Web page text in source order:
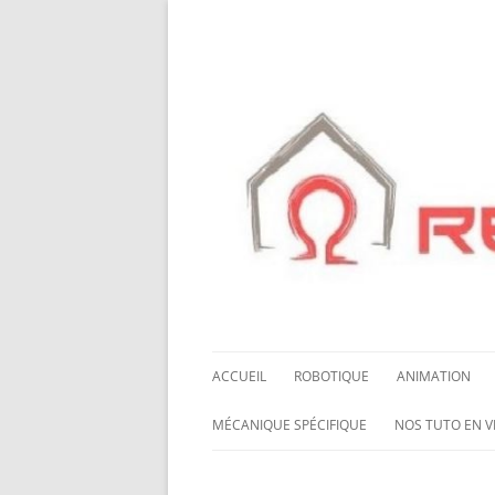
ACCUEIL ROBOTIQUE
NOS ROBOTS
ANIMATION
HALLOWING M0
MÉCANIQUE SPÉCIFIQUE NOS TUTO EN